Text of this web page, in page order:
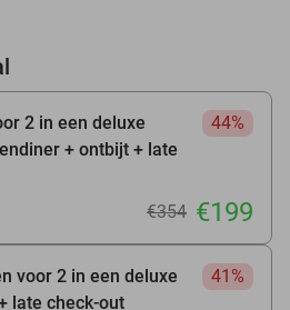
2 in een deluxe
+ ontbijt + late
44%
€354 €199
voor 2 in een deluxe
late check-out
41%